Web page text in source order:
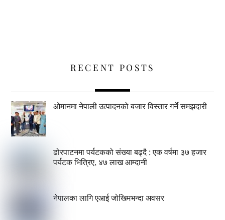
RECENT POSTS
ओमानमा नेपाली उत्पादनको बजार विस्तार गर्ने समझदारी
ढोरपाटनमा पर्यटकको संख्या बढ्दै : एक वर्षमा ३७ हजार
पर्यटक भित्रिए, ४७ लाख आम्दानी
नेपालका लागि एआई जोखिमभन्दा अवसर